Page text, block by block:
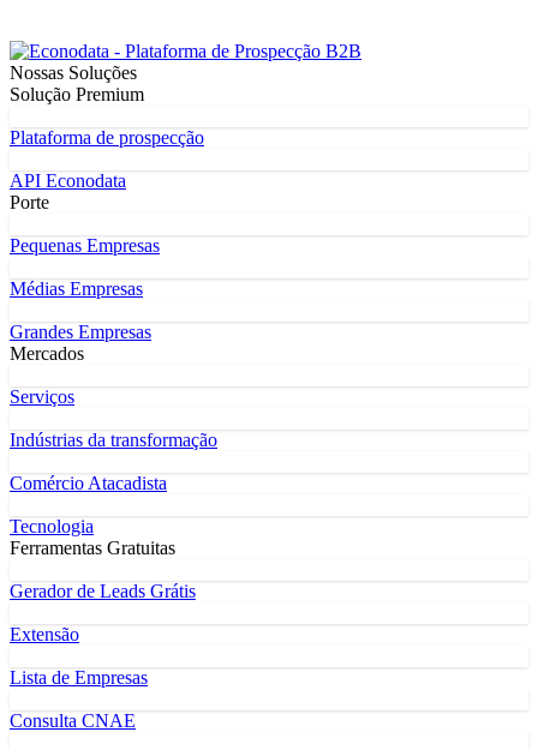
Nossas Soluções
Solução Premium
Plataforma de prospecção
API Econodata
Porte
Pequenas Empresas
Médias Empresas
Grandes Empresas
Mercados
Serviços
Indústrias da transformação
Comércio Atacadista
Tecnologia
Ferramentas Gratuitas
Gerador de Leads Grátis
Extensão
Lista de Empresas
Consulta CNAE